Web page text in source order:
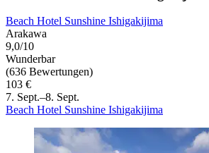
Beach Hotel Sunshine Ishigakijima
Arakawa
9,0/10
Wunderbar
(636 Bewertungen)
103 €
7. Sept.–8. Sept.
Beach Hotel Sunshine Ishigakijima